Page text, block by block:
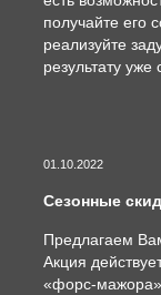
получайте его
реализуйте
результату уже
01.10.2022
Сезонные
Предлагаем
Акция
«форс-